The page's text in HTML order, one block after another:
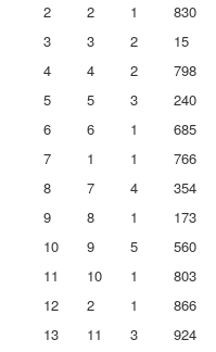
2
2 1 830
3
3 2 15
4
4 2 798
5
5 3 240
6
6 1 685
7
1 1 766
8
7 4 354
9
8 1 173
10
9 5 560
11
10 1 803
12
2 1 866
13
11 3 924